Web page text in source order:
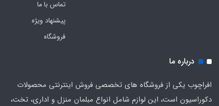
تماس با ما
پیشنهاد ویژه
فروشگاه
درباره ما
افراچوب یکی از فروشگاه های تخصصی فروش اینترنتی محصولات
دکوراسیون است، این لوازم شامل انواع مبلمان منزل و اداری، تخت،